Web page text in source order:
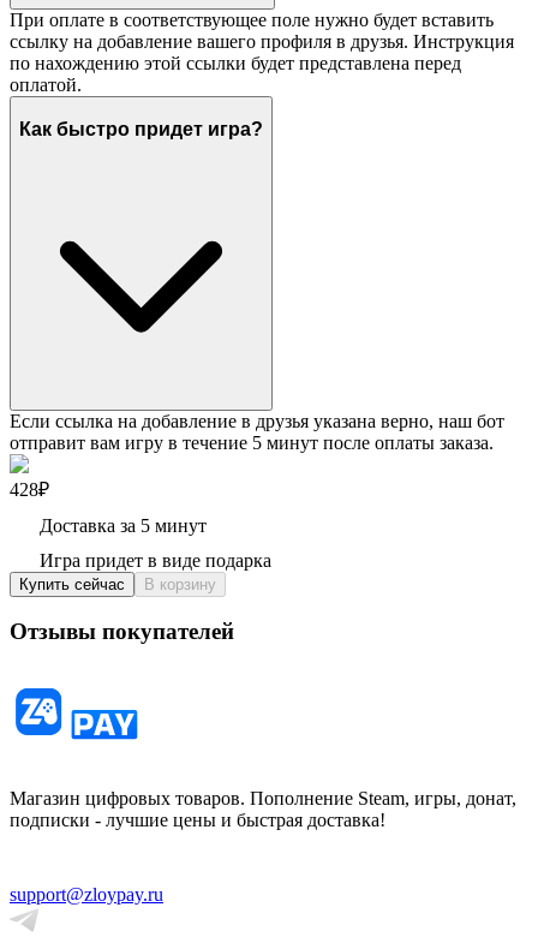
При оплате в соответствующее поле нужно будет вставить
ссылку на добавление вашего профиля в друзья. Инструкция
по нахождению этой ссылки будет представлена перед
оплатой.
Как быстро придет игра?
Если ссылка на добавление в друзья указана верно, наш бот
отправит вам игру в течение 5 минут после оплаты заказа.
428₽
Доставка за 5 минут
Игра придет в виде подарка
Купить сейчас В корзину
Отзывы покупателей
Магазин цифровых товаров. Пополнение Steam, игры, донат,
подписки - лучшие цены и быстрая доставка!
support@zloypay.ru